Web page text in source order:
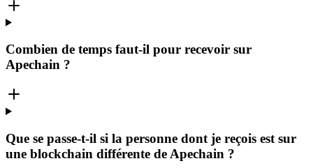
Combien de temps faut-il pour recevoir sur
Apechain ?
Que se passe-t-il si la personne dont je reçois est sur
une blockchain différente de Apechain ?